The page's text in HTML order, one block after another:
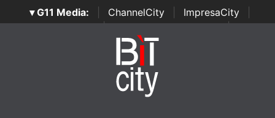
▾ G11 Media: ChannelCity ImpresaCity
SecurityOpenLab | Italian Channel Awards | Italian
Italian Security Awards